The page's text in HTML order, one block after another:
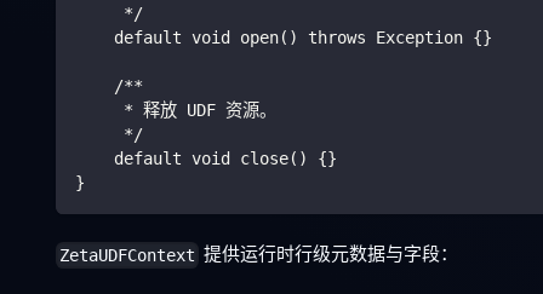
     */
    default void open() throws Exception {}
    /**
     * 释放 UDF 资源。
     */
    default void close() {}
}
ZetaUDFContext 提供运行时行级元数据与字段：